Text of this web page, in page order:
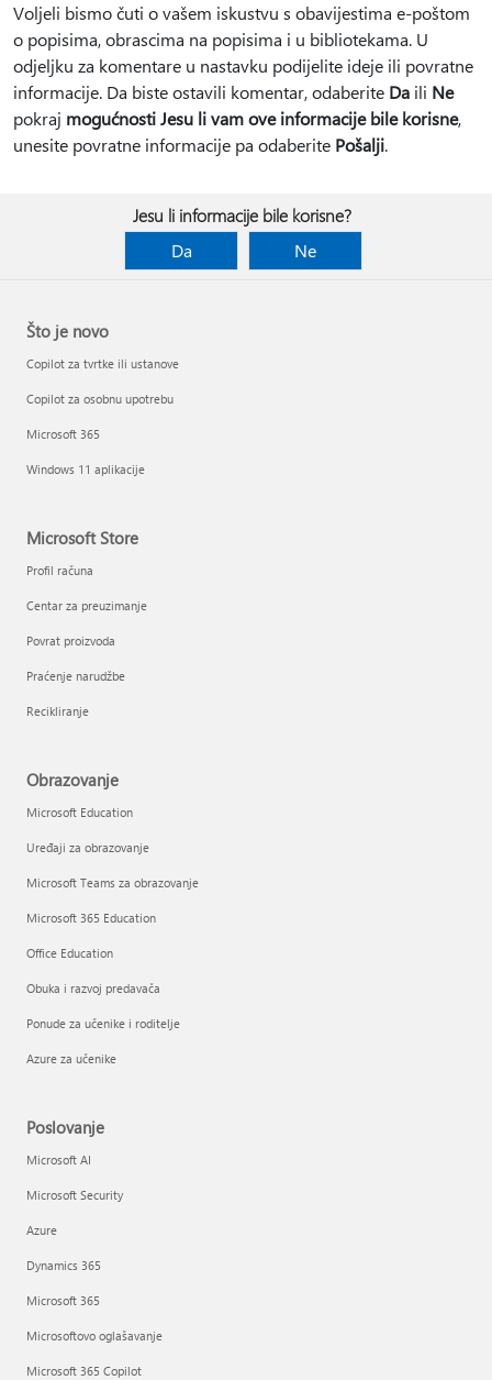
Voljeli bismo čuti o vašem iskustvu s obavijestima e-poštom
o popisima, obrascima na popisima i u bibliotekama. U
odjeljku za komentare u nastavku podijelite ideje ili povratne
informacije. Da biste ostavili komentar, odaberite Da ili Ne
pokraj mogućnosti Jesu li vam ove informacije bile korisne,
unesite povratne informacije pa odaberite Pošalji.
Jesu li informacije bile korisne?
Da
Ne
Što je novo
Copilot za tvrtke ili ustanove
Copilot za osobnu upotrebu
Microsoft 365
Windows 11 aplikacije
Microsoft Store
Profil računa
Centar za preuzimanje
Povrat proizvoda
Praćenje narudžbe
Recikliranje
Obrazovanje
Microsoft Education
Uređaji za obrazovanje
Microsoft Teams za obrazovanje
Microsoft 365 Education
Office Education
Obuka i razvoj predavača
Ponude za učenike i roditelje
Azure za učenike
Poslovanje
Microsoft AI
Microsoft Security
Azure
Dynamics 365
Microsoft 365
Microsoftovo oglašavanje
Microsoft 365 Copilot